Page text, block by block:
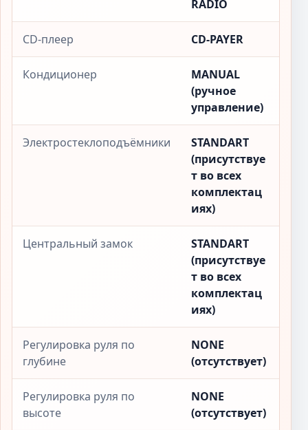
RADIO
CD-плеер CD-PAYER
Кондиционер
MANUAL
(ручное
управление)
Электростеклоподъёмники
STANDART
(присутствуе
т во всех
комплектац
иях)
Центральный замок
STANDART
(присутствуе
т во всех
комплектац
иях)
Регулировка руля по
глубине
NONE
(отсутствует)
Регулировка руля по
высоте
NONE
(отсутствует)